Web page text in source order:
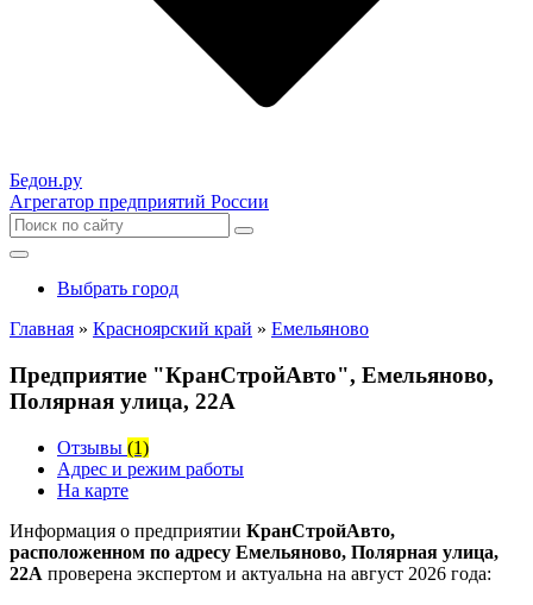
Бедон.ру
Агрегатор предприятий России
Выбрать город
Главная » Красноярский край » Емельяново
Предприятие "КранСтройАвто", Емельяново,
Полярная улица, 22А
Отзывы (1)
Адрес и режим работы
На карте
Информация о предприятии КранСтройАвто,
расположенном по адресу Емельяново, Полярная улица,
22А проверена экспертом и актуальна на август 2026 года: